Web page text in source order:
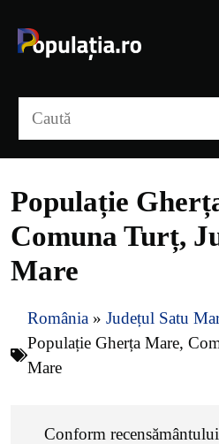
conținut
Populație
Comuna Turț,
Mare
România » Județul Satu
Populație Gherța Mare,
Mare
Conform